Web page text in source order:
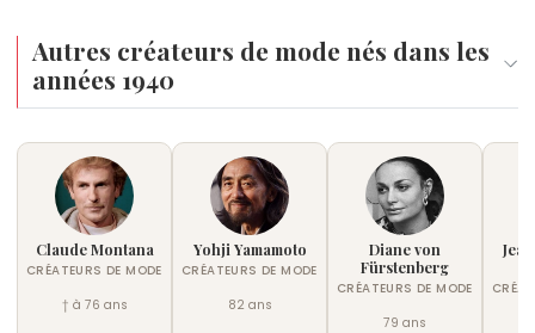
Autres créateurs de mode nés dans les
années 1940
Claude Montana
CRÉATEURS DE MODE
† à 76 ans
Yohji Yamamoto
CRÉATEURS DE MODE
82 ans
Diane von
Fürstenberg
CRÉATEURS DE MODE
79 ans